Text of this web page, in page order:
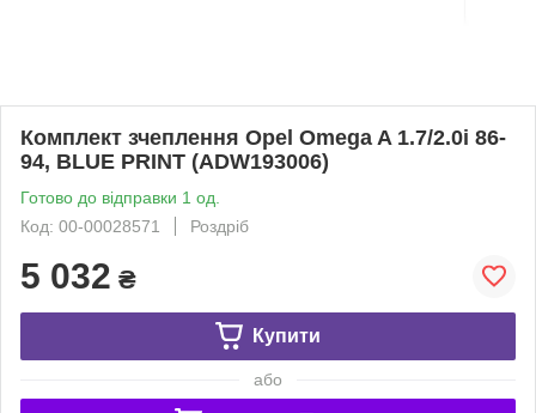
Комплект зчеплення Opel Omega A 1.7/2.0i 86-
94, BLUE PRINT (ADW193006)
Готово до відправки 1 од.
Код: 00-00028571
Роздріб
5 032 ₴
Купити
або